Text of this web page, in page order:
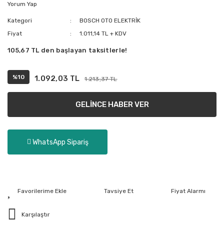
Yorum Yap
Kategori
BOSCH OTO ELEKTRİK
Fiyat
1.011,14 TL + KDV
105,67 TL den başlayan taksitlerle!
%10 1.092,03 TL 1.213,37 TL
GELİNCE HABER VER
WhatsApp Sipariş
Tavsiye Et Fiyat Alarmı
Karşılaştır